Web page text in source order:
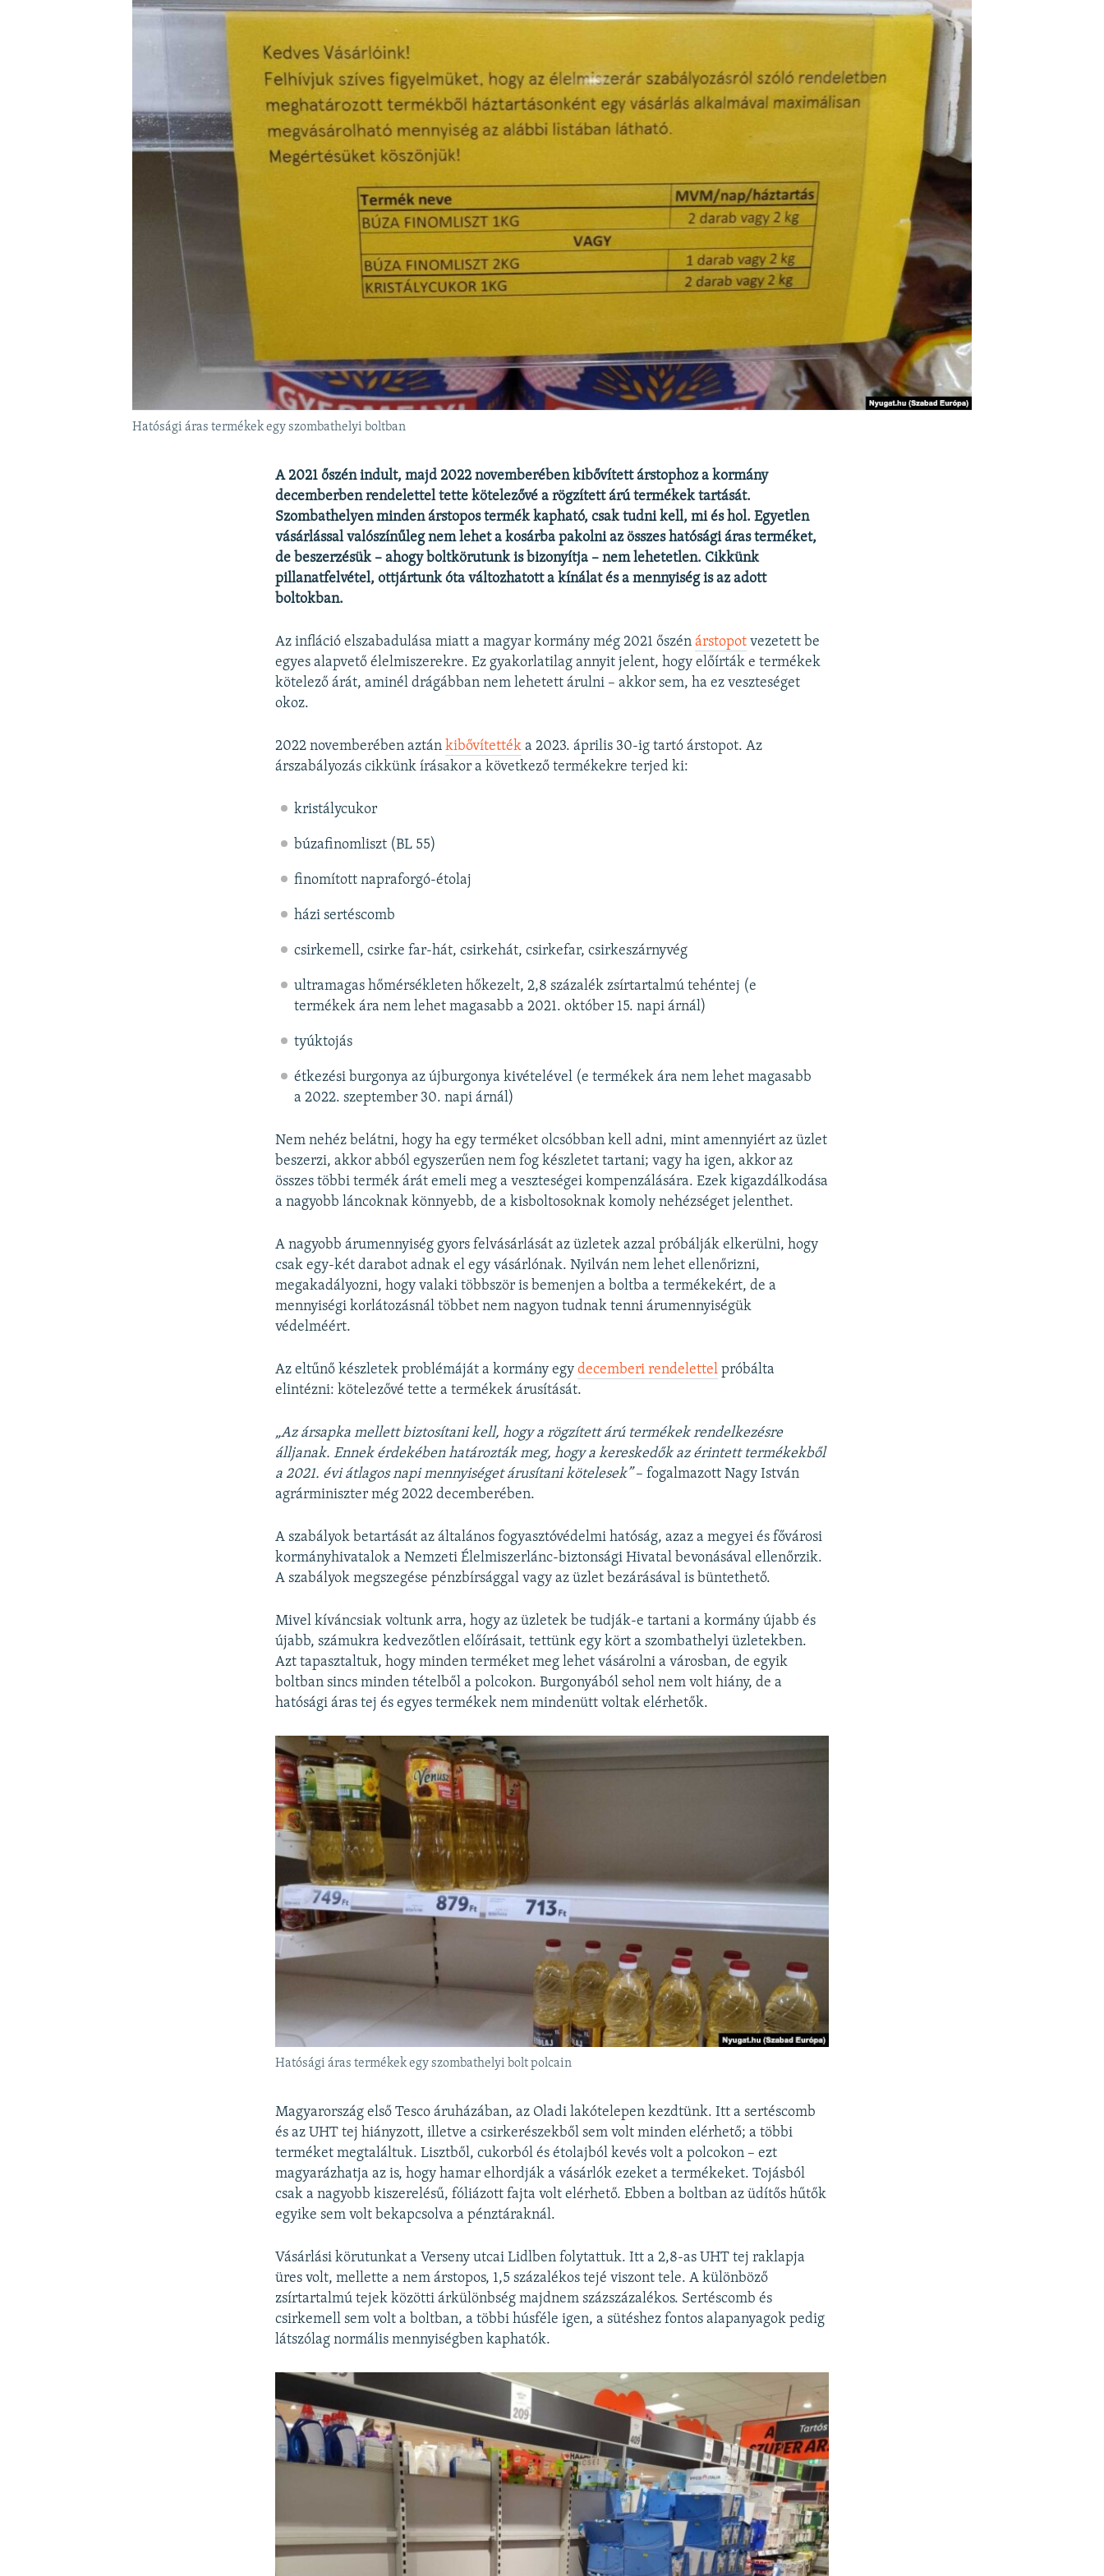
Hatósági áras termékek egy szombathelyi boltban
A 2021 őszén indult, majd 2022 novemberében kibővített árstophoz a kormány
decemberben rendelettel tette kötelezővé a rögzített árú termékek tartását.
Szombathelyen minden árstopos termék kapható, csak tudni kell, mi és hol. Egyetlen
vásárlással valószínűleg nem lehet a kosárba pakolni az összes hatósági áras terméket,
de beszerzésük – ahogy boltkörutunk is bizonyítja – nem lehetetlen. Cikkünk
pillanatfelvétel, ottjártunk óta változhatott a kínálat és a mennyiség is az adott
boltokban.
Az infláció elszabadulása miatt a magyar kormány még 2021 őszénárstopot vezetett be
egyes alapvető élelmiszerekre. Ez gyakorlatilag annyit jelent, hogy előírták e termékek
kötelező árát, aminél drágábban nem lehetett árulni – akkor sem, ha ez veszteséget
okoz.
2022 novemberében aztánkibővítették a 2023. április 30-ig tartó árstopot. Az
árszabályozás cikkünk írásakor a következő termékekre terjed ki:
kristálycukor
búzafinomliszt (BL 55)
finomított napraforgó-étolaj
házi sertéscomb
csirkemell, csirke far-hát, csirkehát, csirkefar, csirkeszárnyvég
ultramagas hőmérsékleten hőkezelt, 2,8 százalék zsírtartalmú tehéntej (e
termékek ára nem lehet magasabb a 2021. október 15. napi árnál)
tyúktojás
étkezési burgonya az újburgonya kivételével (e termékek ára nem lehet magasabb
a 2022. szeptember 30. napi árnál)
Nem nehéz belátni, hogy ha egy terméket olcsóbban kell adni, mint amennyiért az üzlet
beszerzi, akkor abból egyszerűen nem fog készletet tartani; vagy ha igen, akkor az
összes többi termék árát emeli meg a veszteségei kompenzálására. Ezek kigazdálkodása
a nagyobb láncoknak könnyebb, de a kisboltosoknak komoly nehézséget jelenthet.
A nagyobb árumennyiség gyors felvásárlását az üzletek azzal próbálják elkerülni, hogy
csak egy-két darabot adnak el egy vásárlónak. Nyilván nem lehet ellenőrizni,
megakadályozni, hogy valaki többször is bemenjen a boltba a termékekért, de a
mennyiségi korlátozásnál többet nem nagyon tudnak tenni árumennyiségük
védelméért.
Az eltűnő készletek problémáját a kormány egydecemberi rendelettel próbálta
elintézni: kötelezővé tette a termékek árusítását.
„Az ársapka mellett biztosítani kell, hogy a rögzített árú termékek rendelkezésre
álljanak. Ennek érdekében határozták meg, hogy a kereskedők az érintett termékekből
a 2021. évi átlagos napi mennyiséget árusítani kötelesek”– fogalmazott Nagy István
agrárminiszter még 2022 decemberében.
A szabályok betartását az általános fogyasztóvédelmi hatóság, azaz a megyei és fővárosi
kormányhivatalok a Nemzeti Élelmiszerlánc-biztonsági Hivatal bevonásával ellenőrzik.
A szabályok megszegése pénzbírsággal vagy az üzlet bezárásával is büntethető.
Mivel kíváncsiak voltunk arra, hogy az üzletek be tudják-e tartani a kormány újabb és
újabb, számukra kedvezőtlen előírásait, tettünk egy kört a szombathelyi üzletekben.
Azt tapasztaltuk, hogy minden terméket meg lehet vásárolni a városban, de egyik
boltban sincs minden tételből a polcokon. Burgonyából sehol nem volt hiány, de a
hatósági áras tej és egyes termékek nem mindenütt voltak elérhetők.
Hatósági áras termékek egy szombathelyi bolt polcain
Magyarország első Tesco áruházában, az Oladi lakótelepen kezdtünk. Itt a sertéscomb
és az UHT tej hiányzott, illetve a csirkerészekből sem volt minden elérhető; a többi
terméket megtaláltuk. Lisztből, cukorból és étolajból kevés volt a polcokon – ezt
magyarázhatja az is, hogy hamar elhordják a vásárlók ezeket a termékeket. Tojásból
csak a nagyobb kiszerelésű, fóliázott fajta volt elérhető. Ebben a boltban az üdítős hűtők
egyike sem volt bekapcsolva a pénztáraknál.
Vásárlási körutunkat a Verseny utcai Lidlben folytattuk. Itt a 2,8-as UHT tej raklapja
üres volt, mellette a nem árstopos, 1,5 százalékos tejé viszont tele. A különböző
zsírtartalmú tejek közötti árkülönbség majdnem százszázalékos. Sertéscomb és
csirkemell sem volt a boltban, a többi húsféle igen, a sütéshez fontos alapanyagok pedig
látszólag normális mennyiségben kaphatók.